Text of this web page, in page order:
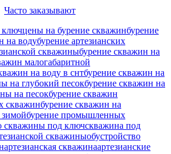
Часто заказывают
ключцены на бурение скважинбурение
на водубурение артезианских
скважиныбурение скважин на
малогабаритной
на воду в снтбурение скважин на
на глубокий песокбурение скважин на
на песокбурение скважин
скважинбурение скважин на
бурение промышленных
скважины под ключскважина под
скважиныобустройство
артезианская скважинаартезианские